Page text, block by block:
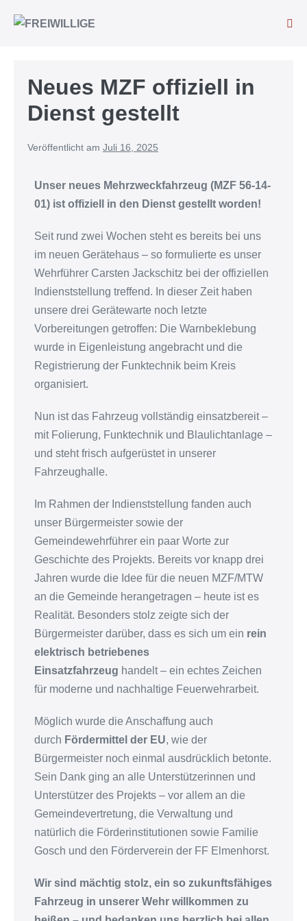
Neues MZF offiziell in
Dienst gestellt
Veröffentlicht am Juli 16, 2025
Unser neues Mehrzweckfahrzeug (MZF 56-14-
01) ist offiziell in den Dienst gestellt worden!
Seit rund zwei Wochen steht es bereits bei uns
im neuen Gerätehaus – so formulierte es unser
Wehrführer Carsten Jackschitz bei der offiziellen
Indienststellung treffend. In dieser Zeit haben
unsere drei Gerätewarte noch letzte
Vorbereitungen getroffen: Die Warnbeklebung
wurde in Eigenleistung angebracht und die
Registrierung der Funktechnik beim Kreis
organisiert.
Nun ist das Fahrzeug vollständig einsatzbereit –
mit Folierung, Funktechnik und Blaulichtanlage –
und steht frisch aufgerüstet in unserer
Fahrzeughalle.
Im Rahmen der Indienststellung fanden auch
unser Bürgermeister sowie der
Gemeindewehrführer ein paar Worte zur
Geschichte des Projekts. Bereits vor knapp drei
Jahren wurde die Idee für die neuen MZF/MTW
an die Gemeinde herangetragen – heute ist es
Realität. Besonders stolz zeigte sich der
Bürgermeister darüber, dass es sich um ein rein
elektrisch betriebenes
Einsatzfahrzeug handelt – ein echtes Zeichen
für moderne und nachhaltige Feuerwehrarbeit.
Möglich wurde die Anschaffung auch
durch Fördermittel der EU, wie der
Bürgermeister noch einmal ausdrücklich betonte.
Sein Dank ging an alle Unterstützerinnen und
Unterstützer des Projekts – vor allem an die
Gemeindevertretung, die Verwaltung und
natürlich die Förderinstitutionen sowie Familie
Gosch und den Förderverein der FF Elmenhorst.
Wir sind mächtig stolz, ein so zukunftsfähiges
Fahrzeug in unserer Wehr willkommen zu